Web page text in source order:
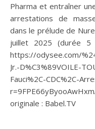
Pharma et entraîner
arrestations de
dans le prélude de
juillet 2025 (durée 5
https://odysee.com/
Jr.-D%C3%89VOILE-
Fauci%2C-CDC%2C-
originale : Babel.TV